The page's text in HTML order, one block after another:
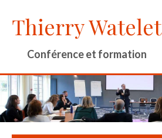
Thierry Watelet
Conférence et formation